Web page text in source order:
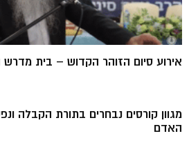
אירוע סיום הזוהר הקדוש – בית מדרש
מגוון קורסים נבחרים בתורת הקבלה
האדם